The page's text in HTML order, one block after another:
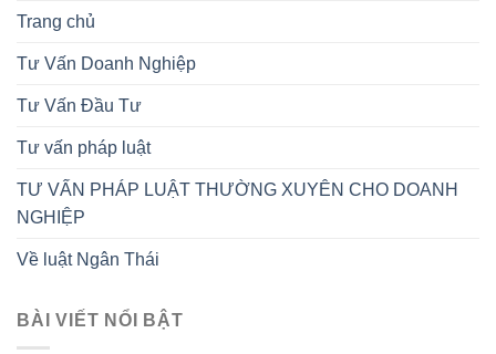
Trang chủ
Tư Vấn Doanh Nghiệp
Tư Vấn Đầu Tư
Tư vấn pháp luật
TƯ VẤN PHÁP LUẬT THƯỜNG XUYÊN CHO DOANH
NGHIỆP
Về luật Ngân Thái
BÀI VIẾT NỔI BẬT